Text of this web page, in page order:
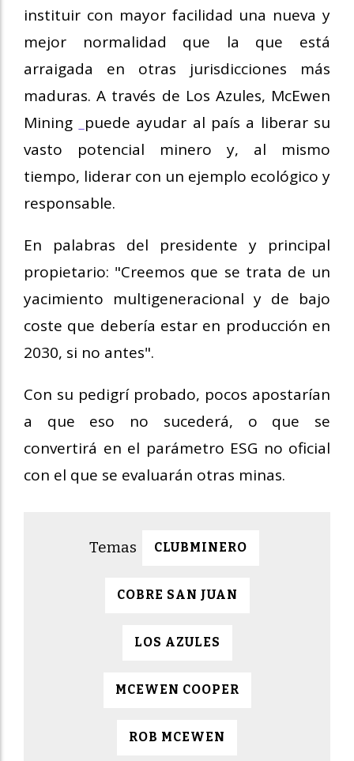
instituir con mayor facilidad una nueva y
mejor normalidad que la que está
arraigada en otras jurisdicciones más
maduras. A través de Los Azules, McEwen
Mining
puede ayudar al país a liberar su
vasto potencial minero y, al mismo
tiempo, liderar con un ejemplo ecológico y
responsable.
En palabras del presidente y principal
propietario: "Creemos que se trata de un
yacimiento multigeneracional y de bajo
coste que debería estar en producción en
2030, si no antes".
Con su pedigrí probado, pocos apostarían
a que eso no sucederá, o que se
convertirá en el parámetro ESG no oficial
con el que se evaluarán otras minas.
CLUBMINERO
COBRE SAN JUAN
LOS AZULES
MCEWEN COOPER
ROB MCEWEN